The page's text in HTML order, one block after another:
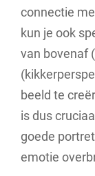
connectie
kun je ook
van bovenaf
beeld te
is dus
goede
emotie